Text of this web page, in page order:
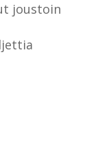
joustoin